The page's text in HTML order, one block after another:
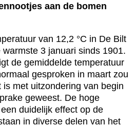
aan de bomen
van 12,2 °C in De Bilt
3 januari sinds 1901.
de gemiddelde temperatuur
gesproken in maart zou
met uitzondering van begin
geweest. De hoge
duidelijk effect op de
in diverse delen van het